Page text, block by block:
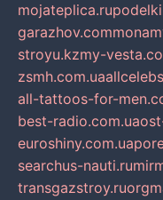
mojateplica.ru
garazhov.com
stroyu.kzmy-
zsmh.com.ua
all-tattoos-for-
best-radio.com.ua
euroshiny.com.ua
searchus-nauti.ru
transgazstroy.ru